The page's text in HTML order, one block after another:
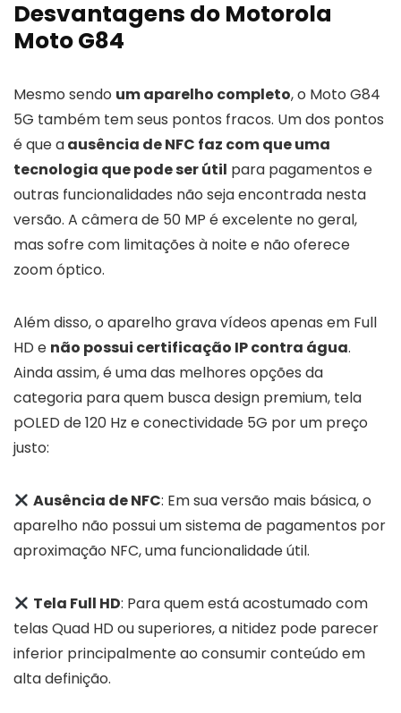
Desvantagens do Motorola
Moto G84
Mesmo sendo um aparelho completo, o Moto G84
5G também tem seus pontos fracos. Um dos pontos
é que aausência de NFC faz com que uma
tecnologia que pode ser útil para pagamentos e
outras funcionalidades não seja encontrada nesta
versão. A câmera de 50 MP é excelente no geral,
mas sofre com limitações à noite e não oferece
zoom óptico.
Além disso, o aparelho grava vídeos apenas em Full
HD e não possui certificação IP contra água.
Ainda assim, é uma das melhores opções da
categoria para quem busca design premium, tela
pOLED de 120 Hz e conectividade 5G por um preço
justo:
Ausência de NFC: Em sua versão mais básica, o
aparelho não possui um sistema de pagamentos por
aproximação NFC, uma funcionalidade útil.
Tela Full HD: Para quem está acostumado com
telas Quad HD ou superiores, a nitidez pode parecer
inferior principalmente ao consumir conteúdo em
alta definição.